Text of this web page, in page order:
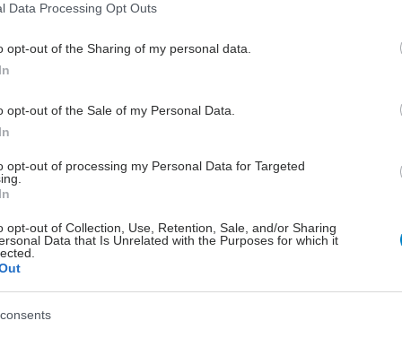
Data Processing Opt Outs
opt-out of the Sharing of my personal data.
opt-out of the Sale of my Personal Data.
opt-out of processing my Personal Data for Targeted
opt-out of Collection, Use, Retention, Sale, and/or Sharing
Data that Is Unrelated with the Purposes for which it
26 Αυγούστου 2025, 16:14
δράση στην Πλατεία Συντάγματος
Πρώτων Βοηθειών για σκύλους
26 Αυγούστου 2025, 11:30
Κοπέλα έσωσε το κατοικίδιό της
τις οδηγίες που είχε διδαχθεί